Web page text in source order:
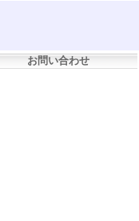
お問い合わせ